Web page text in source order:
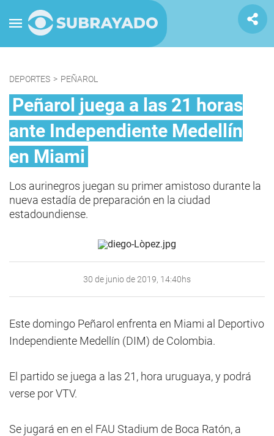
DEPORTES > PEÑAROL
Peñarol juega a las 21 horas
ante Independiente Medellín
en Miami
Los aurinegros juegan su primer amistoso durante la
nueva estadía de preparación en la ciudad
estadoundiense.
30 de junio de 2019, 14:40hs
Este domingo Peñarol enfrenta en Miami al Deportivo
Independiente Medellín (DIM) de Colombia.
El partido se juega a las 21, hora uruguaya, y podrá
verse por VTV.
Se jugará en en el FAU Stadium de Boca Ratón, a